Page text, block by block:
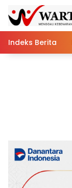
content
Indeks Berita